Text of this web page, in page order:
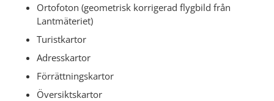
Ortofoton (geometrisk korrigerad flygbild från
Lantmäteriet)
Turistkartor
Adresskartor
Förrättningskartor
Översiktskartor